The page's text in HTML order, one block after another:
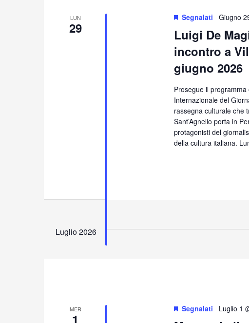
LUN
29
Luigi De
incontro a
giugno 2026
Segnalati Giugno
Prosegue il
Internazionale del
rassegna culturale che
Sant’Agnello porta in
protagonisti del
della cultura italiana.
Luglio 2026
MER
1
Segnalati Luglio 1